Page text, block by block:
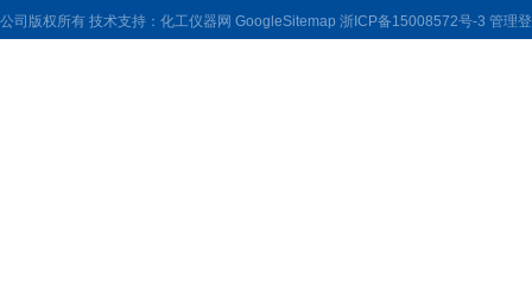
公司版权所有 技术支持： 化工仪器网 GoogleSitemap 浙ICP备15008572号-3 管理